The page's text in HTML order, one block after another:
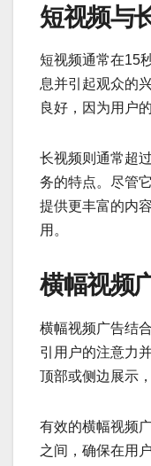
短视频与
短视频通常在15
息并引起观众的
良好，因为用户
长视频则通常超
务的特点。尽管
提供更丰富的内
用。
横幅视频
横幅视频广告结
引用户的注意力
顶部或侧边展示
有效的横幅视频
之间，确保在用